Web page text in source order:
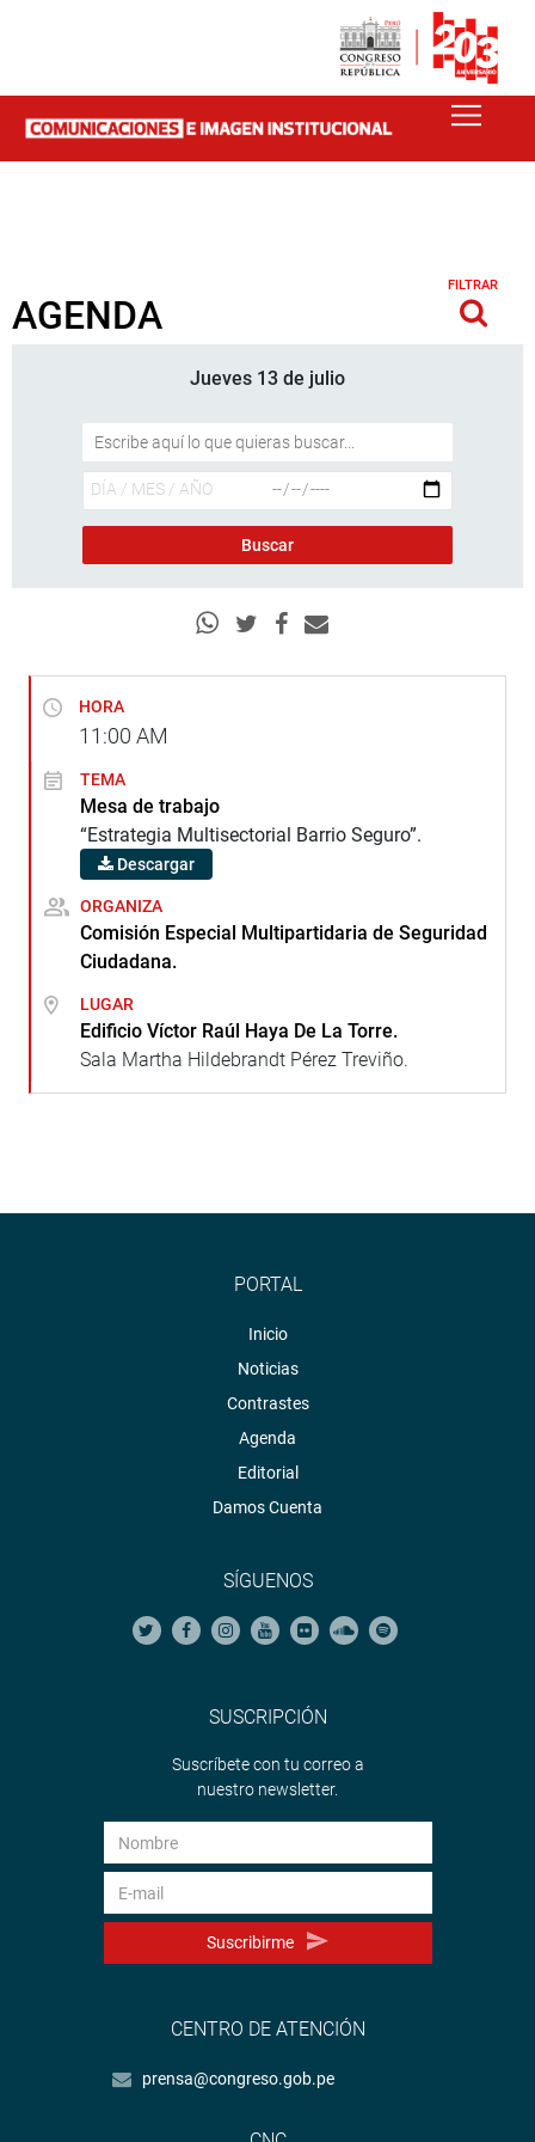
AGENDA
FILTRAR
Jueves 13 de julio
HORA
11:00 AM
TEMA
Mesa de trabajo
“Estrategia Multisectorial Barrio Seguro”.
Descargar
ORGANIZA
Comisión Especial Multipartidaria de Seguridad
Ciudadana.
LUGAR
Edificio Víctor Raúl Haya De La Torre.
Sala Martha Hildebrandt Pérez Treviño.
PORTAL
Inicio
Noticias
Contrastes
Agenda
Editorial
Damos Cuenta
SÍGUENOS
SUSCRIPCIÓN
Suscríbete con tu correo a
nuestro newsletter.
Suscribirme
CENTRO DE ATENCIÓN
prensa@congreso.gob.pe